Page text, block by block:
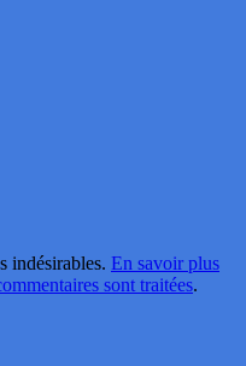
indésirables. En savoir plus
sont traitées.